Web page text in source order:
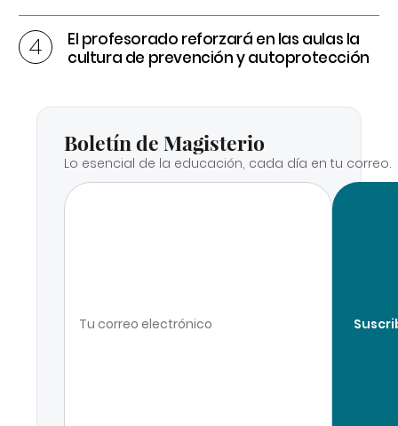
El profesorado reforzará en las aulas la
cultura de prevención y autoprotección
Boletín de Magisterio
Lo esencial de la educación, cada día en tu correo.